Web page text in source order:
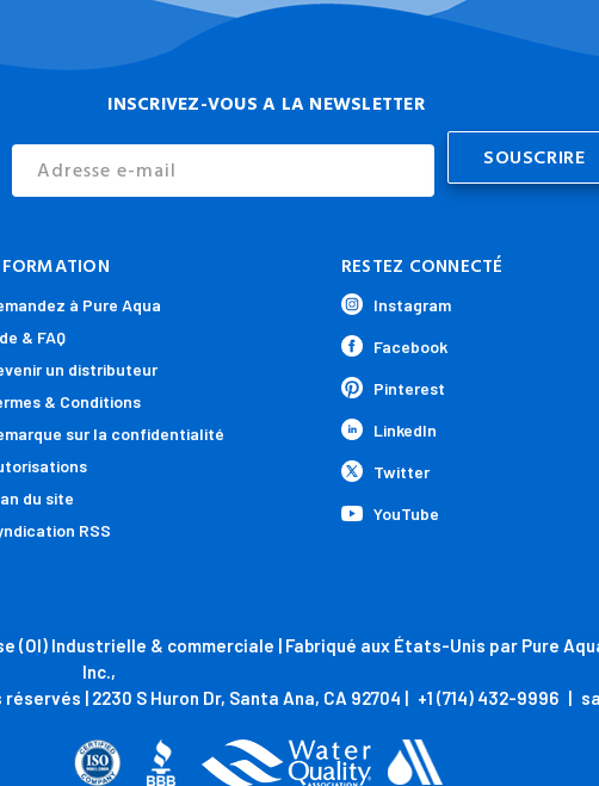
INSCRIVEZ-VOUS A LA NEWSLETTER
Email
Address
à Pure Aqua
& FAQ
un distributeur
& Conditions
sur la confidentialité
du site
RSS
RESTEZ CONNECTÉ
Instagram
Facebook
Pinterest
LinkedIn
Twitter
YouTube
(OI) Industrielle & commerciale | Fabriqué aux États-Unis par Pure
Inc.,
| 2230 S Huron Dr, Santa Ana, CA 92704 | +1 (714) 432-9996 |